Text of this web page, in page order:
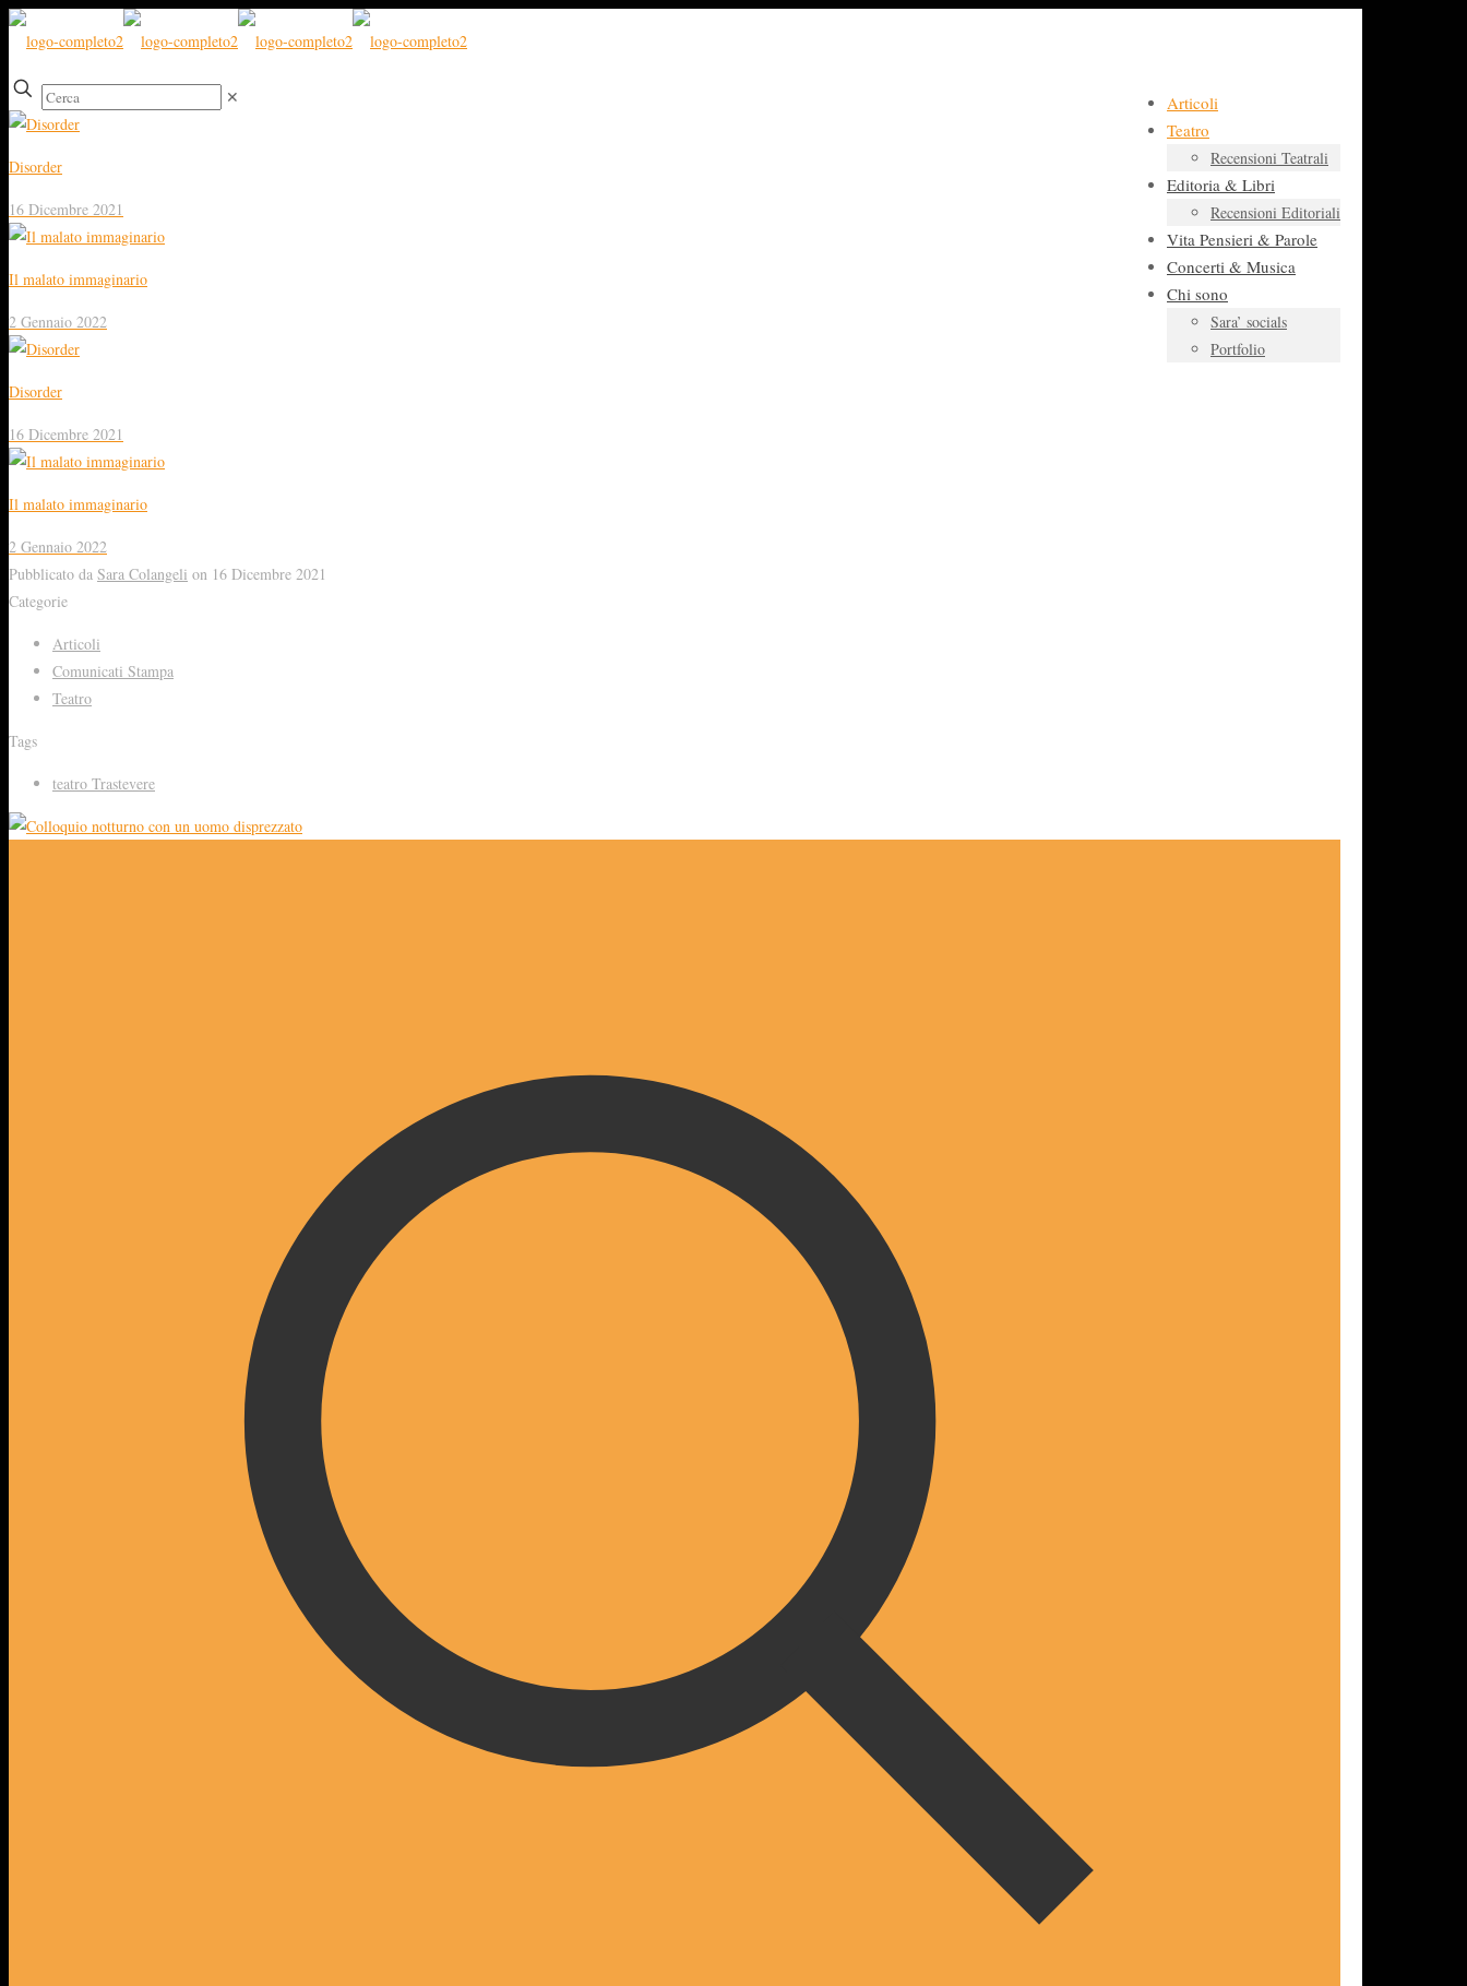
Articoli
Teatro
Recensioni Teatrali
Editoria & Libri
Recensioni Editoriali
Vita Pensieri & Parole
Concerti & Musica
Chi sono
Sara’ socials
Portfolio
✕
Disorder
16 Dicembre 2021
Il malato immaginario
2 Gennaio 2022
Disorder
16 Dicembre 2021
Il malato immaginario
2 Gennaio 2022
Pubblicato da Sara Colangeli on 16 Dicembre 2021
Categorie
Articoli
Comunicati Stampa
Teatro
Tags
teatro Trastevere